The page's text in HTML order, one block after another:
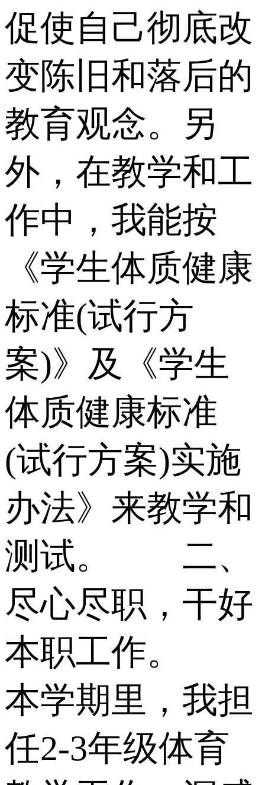
促使自己彻底改
变陈旧和落后的
教育观念。另
外，在教学和工
作中，我能按
《学生体质健康
标准(试行方
案)》及《学生
体质健康标准
(试行方案)实施
办法》来教学和
测试。 二、
尽心尽职，干好
本职工作。
本学期里，我担
任2-3年级体育